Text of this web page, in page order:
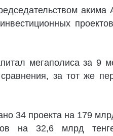
мегаполиса за 9
за тот же
34 проекта на 179
на 32,6 млрд